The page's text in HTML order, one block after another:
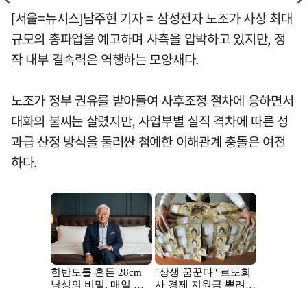
[서울=뉴시스]남주현 기자 = 삼성전자 노조가 사상 최대
규모의 총파업을 예고하며 사측을 압박하고 있지만, 정
작 내부 결속력은 역행하는 모양새다.
노조가 정부 권유를 받아들여 사후조정 절차에 응하면서
대화의 불씨는 살렸지만, 사업부별 실적 격차에 따른 성
과급 산정 방식을 둘러싼 첨예한 이해관계 충돌은 여전
하다.